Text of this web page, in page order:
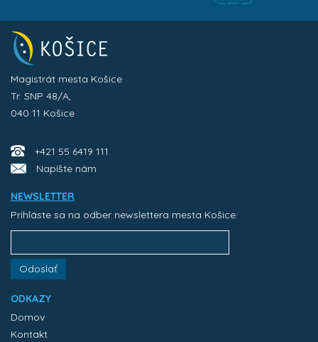
Magistrát mesta Košice
Tr. SNP 48/A,
040 11 Košice
+421 55 6419 111
Napíšte nám
NEWSLETTER
Prihláste sa na odber newslettera mesta Košice:
Odoslať
ODKAZY
Domov
Kontakt